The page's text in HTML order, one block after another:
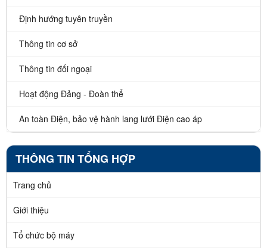
Định hướng tuyên truyền
Thông tin cơ sở
Thông tin đối ngoại
Hoạt động Đảng - Đoàn thể
An toàn Điện, bảo vệ hành lang lưới Điện cao áp
THÔNG TIN TỔNG HỢP
Trang chủ
Giới thiệu
Tổ chức bộ máy